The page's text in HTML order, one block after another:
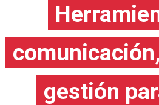
gestión